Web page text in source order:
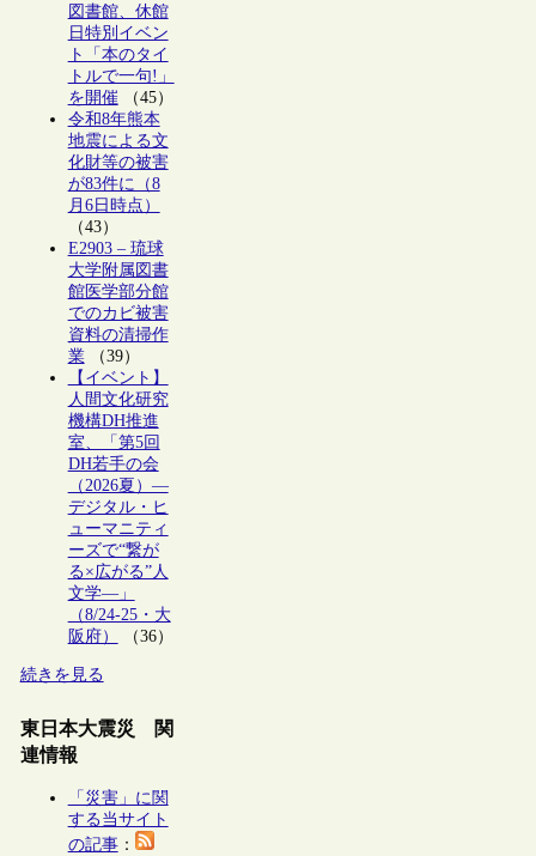
図書館、休館
日特別イベン
ト「本のタイ
トルで一句!」
を開催（45）
令和8年熊本
地震による文
化財等の被害
が83件に（8
月6日時点）
（43）
E2903 – 琉球
大学附属図書
館医学部分館
でのカビ被害
資料の清掃作
業（39）
【イベント】
人間文化研究
機構DH推進
室、「第5回
DH若手の会
（2026夏）―
デジタル・ヒ
ューマニティ
ーズで“繋が
る×広がる”人
文学―」
（8/24-25・大
阪府）
（36）
続きを見る
東日本大震災 関
連情報
「災害」に関
する当サイト
の記事：